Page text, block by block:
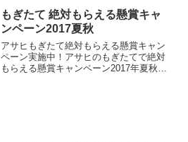
もぎたて 絶対もらえる懸賞キャ
ンペーン2017夏秋
アサヒもぎたて絶対もらえる懸賞キャン
ペーン実施中！アサヒのもぎたてで絶対
もらえる懸賞キャンペーン2017年夏秋を